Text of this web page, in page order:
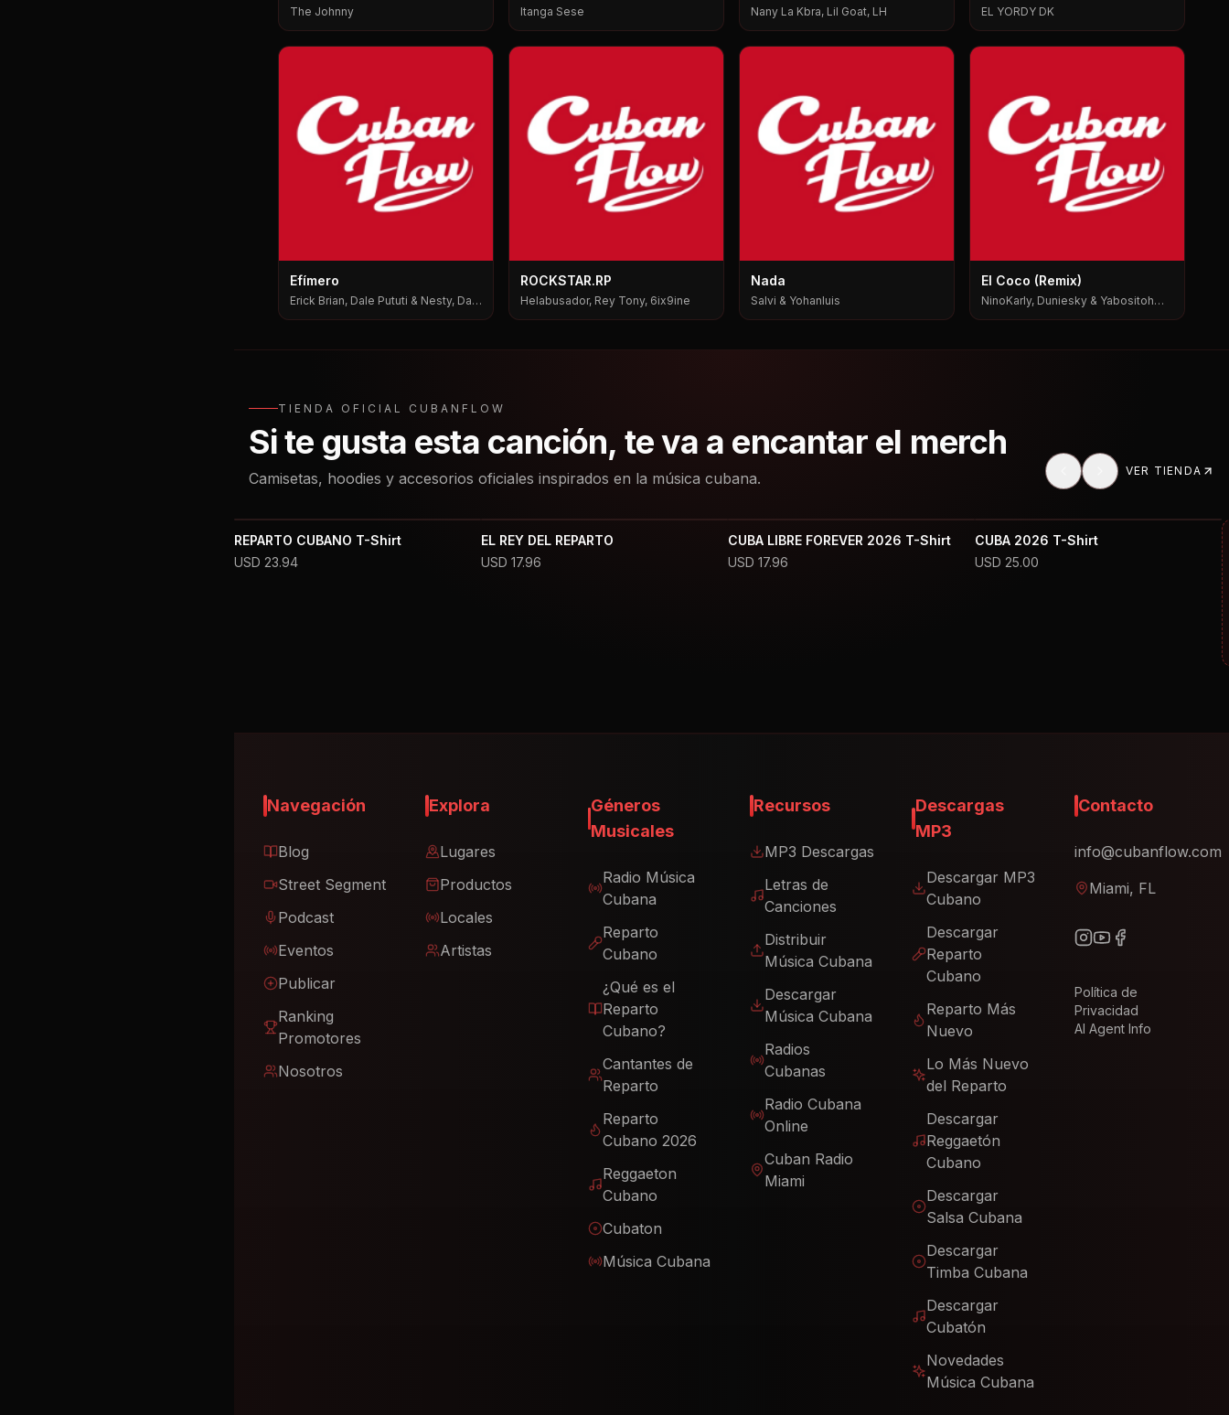
The Johnny Itanga Sese Nany La Kbra, Lil Goat, LH EL YORDY DK
Efímero
Erick Brian, Dale Pututi & Nesty, Dale
ROCKSTAR.RP
Helabusador, Rey Tony, 6ix9ine
Nada
Salvi & Yohanluis
El Coco (Remix)
NinoKarly, Duniesky & Yabositoh
TIENDA OFICIAL CUBANFLOW
Si te gusta esta canción, te va a encantar el merch
Camisetas, hoodies y accesorios oficiales inspirados en la música cubana. VER TIENDA
REPARTO CUBANO T-Shirt
USD 23.94
EL REY DEL REPARTO
USD 17.96
CUBA LIBRE FOREVER 2026 T-Shirt
USD 17.96
CUBA 2026 T-Shirt
USD 25.00
Navegación
Blog
Street Segment
Podcast
Eventos
Publicar
Ranking
Promotores
Nosotros
Explora
Lugares
Productos
Locales
Artistas
Géneros
Musicales
Radio Música
Cubana
Reparto
Cubano
¿Qué es el
Reparto
Cubano?
Cantantes de
Reparto
Reparto
Cubano 2026
Reggaeton
Cubano
Cubaton
Música Cubana
Recursos
MP3 Descargas
Letras de
Canciones
Distribuir
Música Cubana
Descargar
Música Cubana
Radios
Cubanas
Radio Cubana
Online
Cuban Radio
Miami
Descargas
MP3
Descargar MP3
Cubano
Descargar
Reparto
Cubano
Reparto Más
Nuevo
Lo Más Nuevo
del Reparto
Descargar
Reggaetón
Cubano
Descargar
Salsa Cubana
Descargar
Timba Cubana
Descargar
Cubatón
Novedades
Música Cubana
Contacto
info@cubanflow.com
Miami, FL
Política de
Privacidad
AI Agent Info